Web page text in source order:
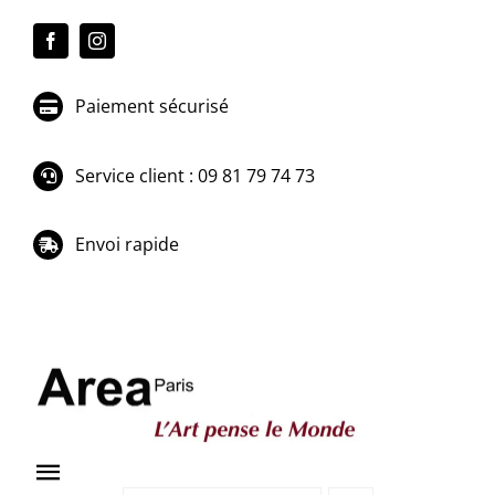
Paiement sécurisé
Service client : 09 81 79 74 73
Envoi rapide